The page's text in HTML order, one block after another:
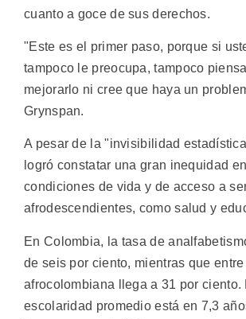
cuanto a goce de sus derechos.
"Este es el primer paso, porque si
tampoco le preocupa, tampoco
mejorarlo ni cree que haya un
Grynspan.
A pesar de la "invisibilidad
logró constatar una gran inequidad
condiciones de vida y de acceso a
afrodescendientes, como salud y
En Colombia, la tasa de
de seis por ciento, mientras que
afrocolombiana llega a 31 por ciento.
escolaridad promedio está en 7,3